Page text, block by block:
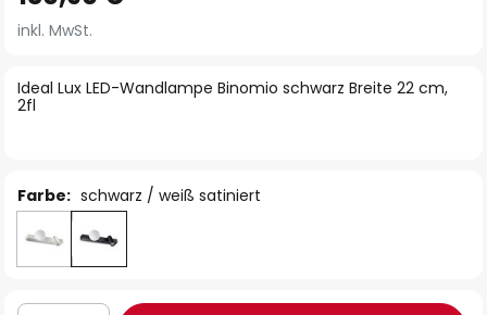
der
springen
Ideal Lux LED-Wandlampe Binomio schwarz Breite 22 cm,
2fl
inkl. MwSt.
Farbe: schwarz / weiß satiniert